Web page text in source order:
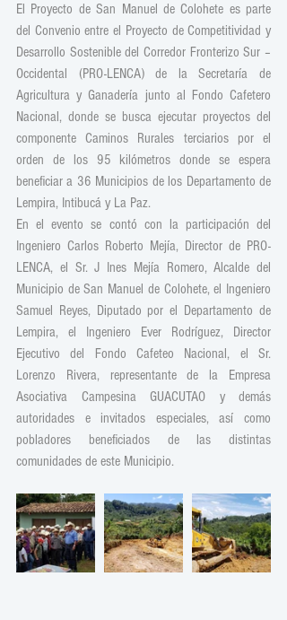
El Proyecto de San Manuel de Colohete es parte
del Convenio entre el Proyecto de Competitividad y
Desarrollo Sostenible del Corredor Fronterizo Sur –
Occidental (PRO-LENCA) de la Secretaría de
Agricultura y Ganadería junto al Fondo Cafetero
Nacional, donde se busca ejecutar proyectos del
componente Caminos Rurales terciarios por el
orden de los 95 kilómetros donde se espera
beneficiar a 36 Municipios de los Departamento de
Lempira, Intibucá y La Paz.
En el evento se contó con la participación del
Ingeniero Carlos Roberto Mejía, Director de PRO-
LENCA, el Sr. J Ines Mejía Romero, Alcalde del
Municipio de San Manuel de Colohete, el Ingeniero
Samuel Reyes, Diputado por el Departamento de
Lempira, el Ingeniero Ever Rodríguez, Director
Ejecutivo del Fondo Cafeteo Nacional, el Sr.
Lorenzo Rivera, representante de la Empresa
Asociativa Campesina GUACUTAO y demás
autoridades e invitados especiales, así como
pobladores beneficiados de las distintas
comunidades de este Municipio.